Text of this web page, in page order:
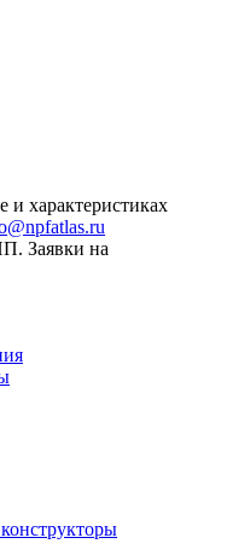
характеристиках
Заявки на